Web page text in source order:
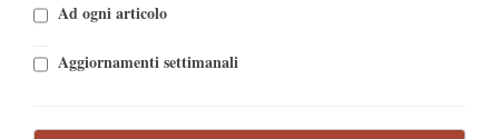
Ad ogni articolo
Aggiornamenti settimanali